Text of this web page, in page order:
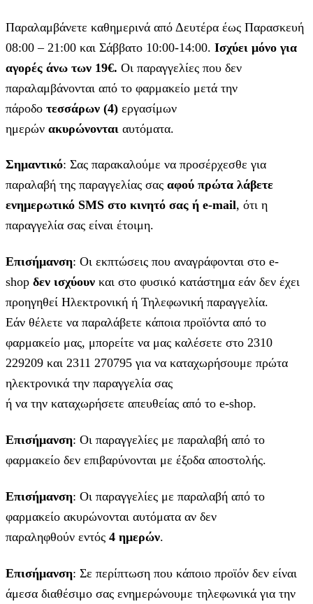
Παραλαμβάνετε καθημερινά από Δευτέρα έως Παρασκευή
08:00 – 21:00 και Σάββατο 10:00-14:00. Ισχύει μόνο για
αγορές άνω των 19€. Οι παραγγελίες που δεν
παραλαμβάνονται από το φαρμακείο μετά την
πάροδο τεσσάρων (4) εργασίμων
ημερών ακυρώνονται αυτόματα.
Σημαντικό: Σας παρακαλούμε να προσέρχεσθε για
παραλαβή της παραγγελίας σας αφού πρώτα λάβετε
ενημερωτικό SMS στο κινητό σας ή e-mail, ότι η
παραγγελία σας είναι έτοιμη.
Επισήμανση: Οι εκπτώσεις που αναγράφονται στο e-
shop δεν ισχύουν και στο φυσικό κατάστημα εάν δεν έχει
προηγηθεί Ηλεκτρονική ή Τηλεφωνική παραγγελία.
Εάν θέλετε να παραλάβετε κάποια προϊόντα από το
φαρμακείο μας, μπορείτε να μας καλέσετε στο 2310
229209 και 2311 270795 για να καταχωρήσουμε πρώτα
ηλεκτρονικά την παραγγελία σας
ή να την καταχωρήσετε απευθείας από το e-shop.
Επισήμανση: Οι παραγγελίες με παραλαβή από το
φαρμακείο δεν επιβαρύνονται με έξοδα αποστολής.
Επισήμανση: Οι παραγγελίες με παραλαβή από το
φαρμακείο ακυρώνονται αυτόματα αν δεν
παραληφθούν εντός 4 ημερών.
Επισήμανση: Σε περίπτωση που κάποιο προϊόν δεν είναι
άμεσα διαθέσιμο σας ενημερώνουμε τηλεφωνικά για την